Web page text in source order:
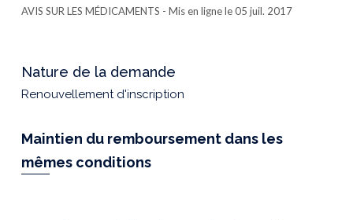
AVIS SUR LES MÉDICAMENTS - Mis en ligne le 05 juil. 2017
Nature de la demande
Renouvellement d'inscription
Maintien du remboursement dans les
mêmes conditions